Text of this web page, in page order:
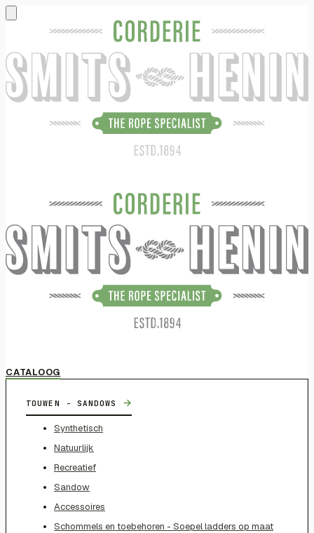
CATALOOG
TOUWEN - SANDOWS →
Synthetisch
Natuurlijk
Recreatief
Sandow
Accessoires
Schommels en toebehoren - Soepel ladders op maat